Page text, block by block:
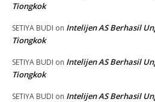
Tiongkok
SETIYA BUDI on Intelijen AS Berhasil
Tiongkok
SETIYA BUDI on Intelijen AS Berhasil
Tiongkok
SETIYA BUDI on Intelijen AS Berhasil